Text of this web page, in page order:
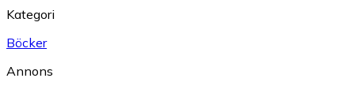
Kategori
Böcker
Annons